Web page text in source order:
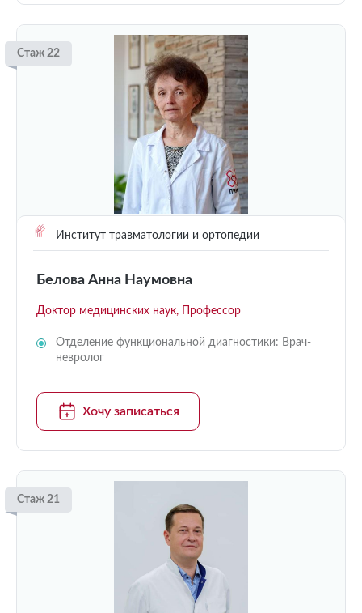
Стаж 22
Институт травматологии и ортопедии
Белова Анна Наумовна
Доктор медицинских наук, Профессор
Отделение функциональной диагностики: Врач-
невролог
Хочу записаться
Стаж 21